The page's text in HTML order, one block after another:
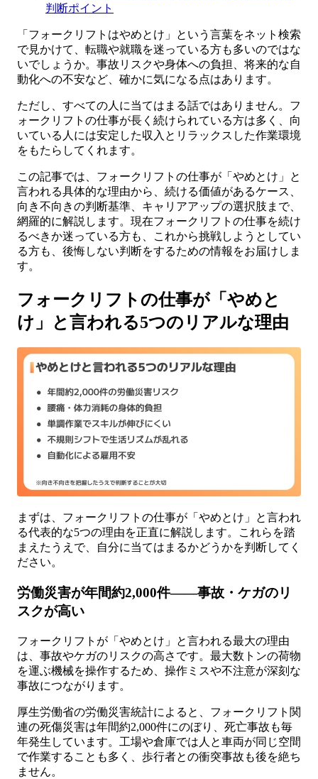
判断ポイント
「フォークリフトはやめとけ」という言葉をネット検索
で見かけて、転職や就職を迷っている方も多いのではな
いでしょうか。事故リスクや身体への負担、将来的な自
動化への不安など、確かに気になる点はあります。
ただし、すべての人に当てはまる話ではありません。フ
ォークリフトの仕事が長く続けられている方は多く、向
いている人には安定した収入とリラックスした作業環境
をもたらしてくれます。
この記事では、フォークリフトの仕事が「やめとけ」と
言われる具体的な理由から、続ける価値があるケース、
向き不向きの判断基準、キャリアアップの選択肢まで、
網羅的に解説します。現在フォークリフトの仕事を続け
るべきか迷っている方も、これから挑戦しようとしてい
る方も、後悔しない判断をするための情報をお届けしま
す。
フォークリフトの仕事が「やめと
け」と言われる5つのリアルな理由
まずは、フォークリフトの仕事が「やめとけ」と言われ
る代表的な5つの理由を正直に解説します。これらを踏
まえたうえで、自分に当てはまるかどうかを判断してく
ださい。
労働災害が年間約2,000件——事故・ケガのリ
スクが高い
フォークリフトが「やめとけ」と言われる最大の理由
は、事故やケガのリスクの高さです。最大数トンの荷物
を運ぶ機械を操作するため、操作ミスや不注意が深刻な
事故につながります。
厚生労働省の労働災害統計によると、フォークリフト関
連の死傷災害は年間約2,000件にのぼり、死亡事故も毎
年発生しています。工場や倉庫では人と車両が同じ空間
で作業することも多く、歩行者との衝突事故も後を絶ち
ません。